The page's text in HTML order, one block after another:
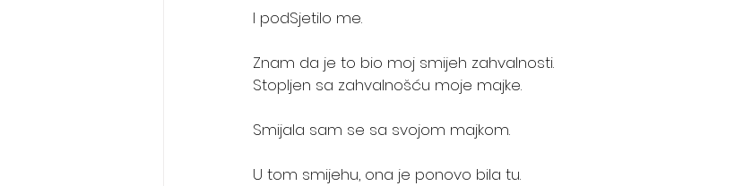
I podSjetilo me.
Znam da je to bio moj smijeh zahvalnosti.
Stopljen sa zahvalnošću moje majke.
Smijala sam se sa svojom majkom.
U tom smijehu, ona je ponovo bila tu.